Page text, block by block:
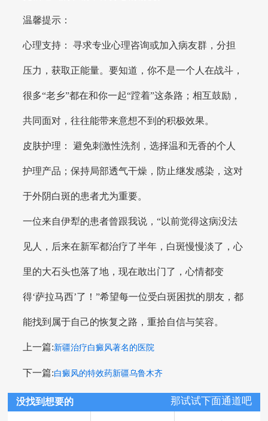
温馨提示：
心理支持： 寻求专业心理咨询或加入病友群，分担
压力，获取正能量。要知道，你不是一个人在战斗，
很多“老乡”都在和你一起“蹚着”这条路；相互鼓励，
共同面对，往往能带来意想不到的积极效果。
皮肤护理： 避免刺激性洗剂，选择温和无香的个人
护理产品；保持局部透气干燥，防止继发感染，这对
于外阴白斑的患者尤为重要。
一位来自伊犁的患者曾跟我说，“以前觉得这病没法
见人，后来在新军都治疗了半年，白斑慢慢淡了，心
里的大石头也落了地，现在敢出门了，心情都变
得‘萨拉马西’了！”希望每一位受白斑困扰的朋友，都
能找到属于自己的恢复之路，重拾自信与笑容。
上一篇:新疆治疗白癜风著名的医院
下一篇:白癜风的特效药新疆乌鲁木齐
没找到想要的 那试试下面通道吧